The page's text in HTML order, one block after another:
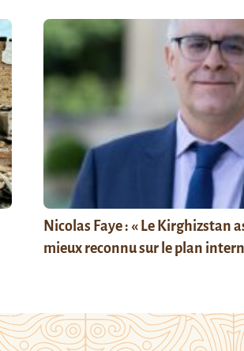
Nicolas Faye : « Le Kirghizstan
mieux reconnu sur le plan